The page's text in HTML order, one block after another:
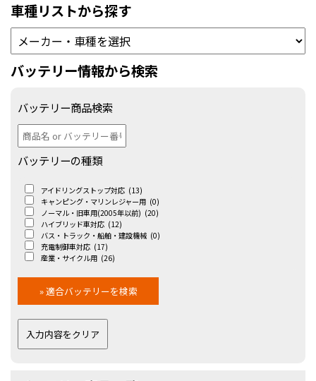
車種リストから探す
バッテリー情報から検索
バッテリー商品検索
バッテリーの種類
アイドリングストップ対応 (13)
キャンピング・マリンレジャー用 (0)
ノーマル・旧車用(2005年以前) (20)
ハイブリッド車対応 (12)
バス・トラック・船舶・建設機械 (0)
充電制御車対応 (17)
産業・サイクル用 (26)